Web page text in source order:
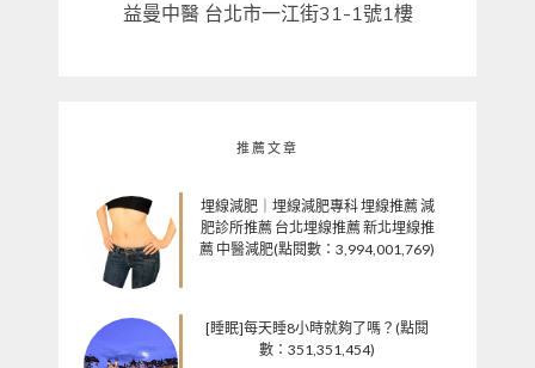
益曼中醫 台北市一江街31-1號1樓
推薦文章
埋線減肥｜埋線減肥專科 埋線推薦 減
肥診所推薦 台北埋線推薦 新北埋線推
薦 中醫減肥(點閱數：3,994,001,769)
[睡眠]每天睡8小時就夠了嗎？(點閱
數：351,351,454)